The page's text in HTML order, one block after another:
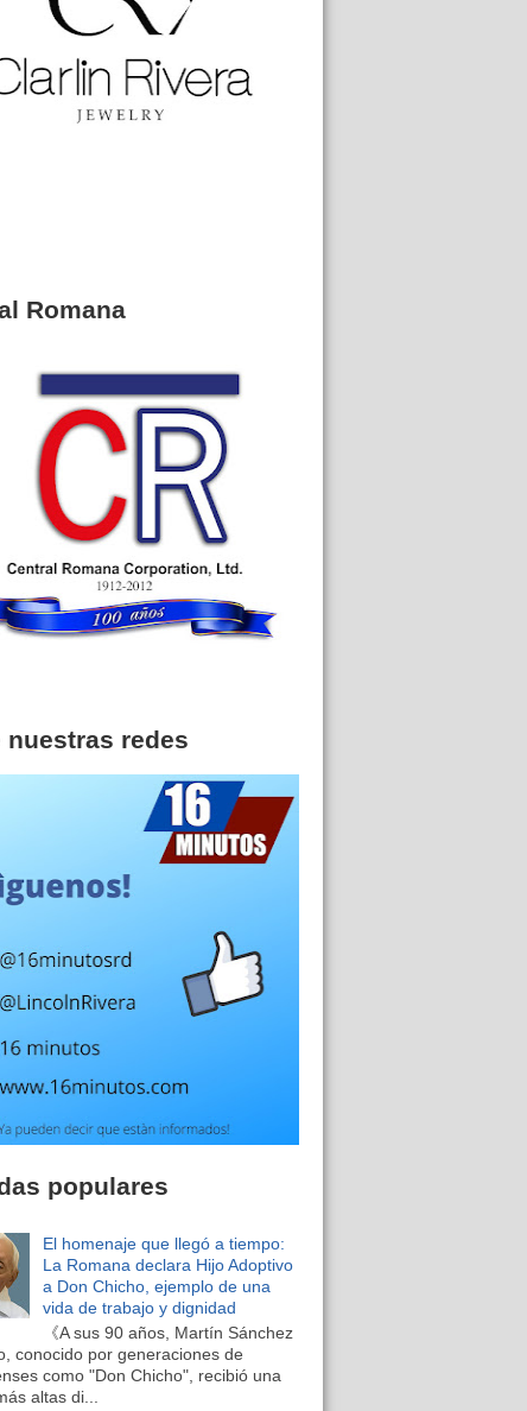
Romana
nuestras redes
populares
El homenaje que llegó a tiempo:
La Romana declara Hijo Adoptivo
a Don Chicho, ejemplo de una
vida de trabajo y dignidad
《A sus 90 años, Martín Sánchez
conocido por generaciones de
como "Don Chicho", recibió una
altas di...